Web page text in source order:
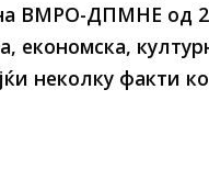
ВМРО-ДПМНЕ од
економска,
неколку факти